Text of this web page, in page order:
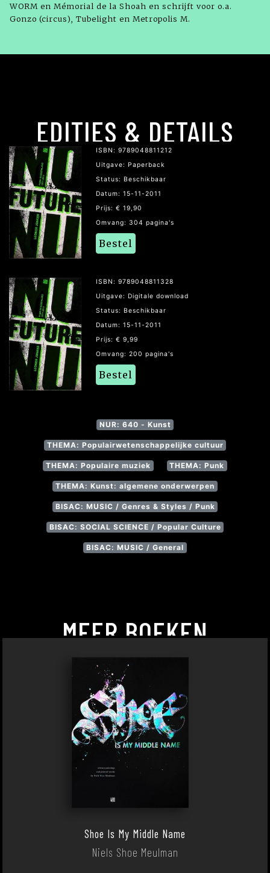
WORM en Mémorial de la Shoah en schrijft voor o.a.
Gonzo (circus), Tubelight en Metropolis M.
EDITIES & DETAILS
ISBN: 9789048811212
Uitgave: Paperback
Status: Beschikbaar
Datum: 15-11-2011
Prijs: € 19,90
Omvang: 304 pagina's
Bestel
ISBN: 9789048811328
Uitgave: Digitale download
Status: Beschikbaar
Datum: 15-11-2011
Prijs: € 9,99
Omvang: 200 pagina's
Bestel
NUR: 640 - Kunst
THEMA: Populairwetenschappelijke cultuur
THEMA: Populaire muziek THEMA: Punk
THEMA: Kunst: algemene onderwerpen
BISAC: MUSIC / Genres & Styles / Punk
BISAC: SOCIAL SCIENCE / Popular Culture
BISAC: MUSIC / General
MEER BOEKEN
Shoe Is My Middle Name
Niels Shoe Meulman